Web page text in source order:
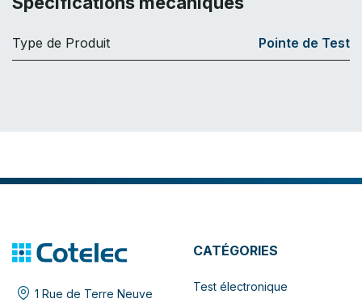
Type de Produit Pointe de Test
1 Rue de Terre Neuve
CATÉGORIES
Test électronique